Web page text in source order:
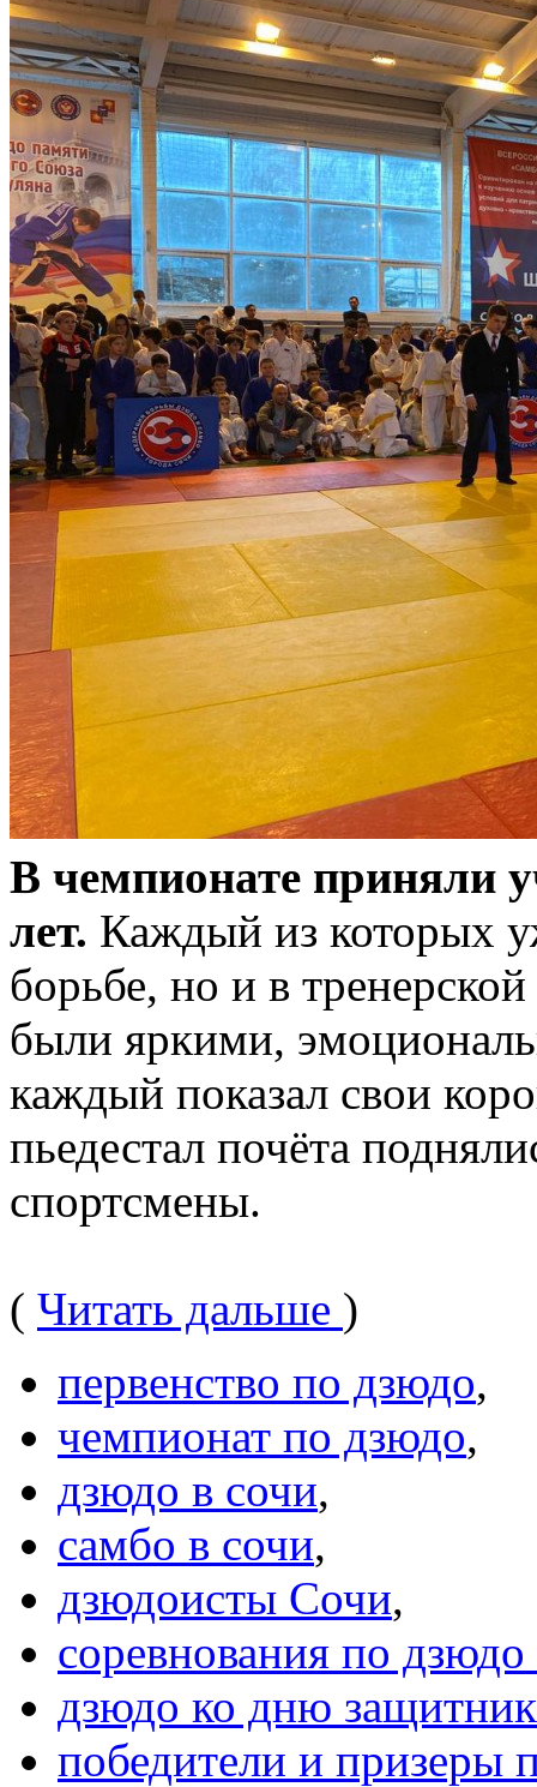
В чемпионате приняли
лет. Каждый из которых
борьбе, но и в
были яркими,
каждый показал свои
пьедестал почёта
спортсмены.
( Читать дальше )
первенство по дзюдо,
чемпионат по дзюдо,
дзюдо в сочи,
самбо в сочи,
дзюдоисты Сочи,
соревнования по дзюдо
дзюдо ко дню
победители и призеры